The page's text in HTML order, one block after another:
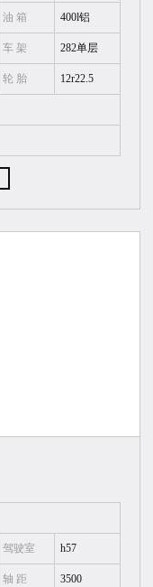
油 箱 400l铝
车 架 282单层
轮 胎 12r22.5
驾驶室 h57
轴 距 3500